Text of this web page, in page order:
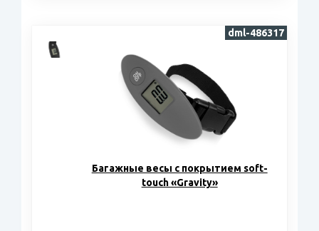
Багажные весы с покрытием soft-
touch «Gravity»
dml-486317